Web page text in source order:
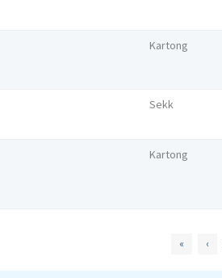
Kartong
Sekk
Kartong
« ‹